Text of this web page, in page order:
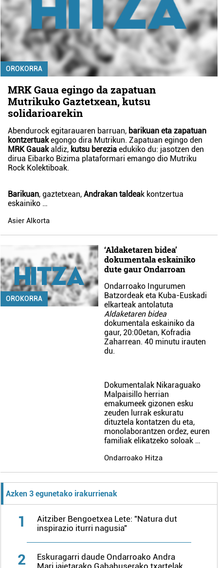
OROKORRA
MRK Gaua egingo da zapatuan
Mutrikuko Gaztetxean, kutsu
solidarioarekin
Abendurock egitarauaren barruan, barikuan eta zapatuan
kontzertuakegongo dira Mutrikun. Zapatuan egingo den
MRK Gauakaldiz, kutsu berezia edukiko du: jasotzen den
dirua Eibarko Bizima plataformari emango dio Mutriku
Rock Kolektiboak.
Barikuan, gaztetxean,Andrakan taldeak kontzertua
eskainiko …
Asier Alkorta
OROKORRA
‘Aldaketaren bidea’
dokumentala eskainiko
dute gaur Ondarroan
Ondarroako Ingurumen
Batzordeak eta Kuba-Euskadi
elkarteak antolatuta
Aldaketaren bidea
dokumentala eskainiko da
gaur, 20:00etan, Kofradia
Zaharrean. 40 minutu irauten
du.
Dokumentalak Nikaraguako
Malpaisillo herrian
emakumeek gizonen esku
zeuden lurrak eskuratu
dituztela kontatzen du eta,
monolaborantzen ordez, euren
familiak elikatzeko soloak …
Ondarroako Hitza
Azken 3 egunetako irakurrienak
1
Aitziber Bengoetxea Lete: "Natura dut
inspirazio iturri nagusia"
2
Eskuragarri daude Ondarroako Andra
Mari jaietarako Gababuserako txartelak